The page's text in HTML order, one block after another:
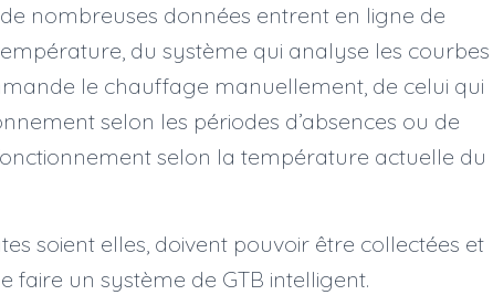
nombreuses données entrent en ligne de
du système qui analyse les courbes
le chauffage manuellement, de celui qui
selon les périodes d’absences ou de
selon la température actuelle du
soient elles, doivent pouvoir être collectées et
faire un système de GTB intelligent.